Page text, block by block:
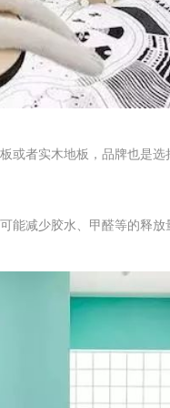
或者实木地板，品牌也是
能减少胶水、甲醛等的释放